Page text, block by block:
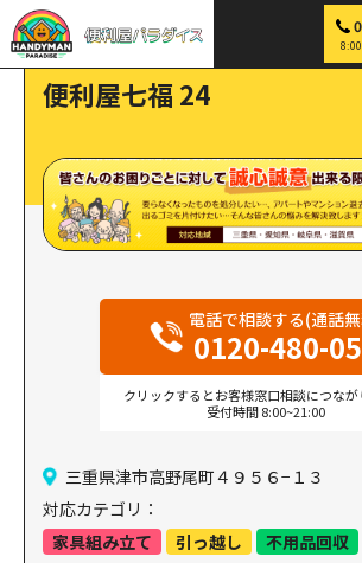
便利屋パラダイス > 探す 便利屋七福 24
便利屋七福 24
電話で相談する(通話
0120-480-
クリックするとお客様窓口相談につなが
受付時間 8:00~21:00
三重県津市高野尾町４９５６−１３
対応カテゴリ：
家具組み立て
引っ越し 不用品回収